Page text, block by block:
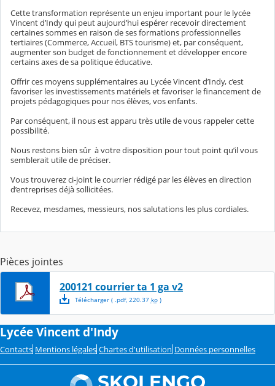
Cette transformation représente un enjeu important pour le lycée
Vincent d’Indy qui peut aujourd’hui espérer recevoir directement
certaines sommes en raison de ses formations professionnelles
tertiaires (Commerce, Accueil, BTS tourisme) et, par conséquent,
augmenter son budget de fonctionnement et développer encore
certains axes de sa politique éducative.
Offrir ces moyens supplémentaires au Lycée Vincent d’Indy, c’est
favoriser les investissements matériels et favoriser le financement de
projets pédagogiques pour nos élèves, vos enfants.
Par conséquent, il nous est apparu très utile de vous rappeler cette
possibilité.
Nous restons bien sûr à votre disposition pour tout point qu’il vous
semblerait utile de préciser.
Vous trouverez ci-joint le courrier rédigé par les élèves en direction
d’entreprises déjà sollicitées.
Recevez, mesdames, messieurs, nos salutations les plus cordiales.
Pièces jointes
200121 courrier ta 1 ga v2
Télécharger( .pdf, 220.37 ko)
Lycée Vincent d'Indy
Contacts Mentions légales Chartes d'utilisation Données personnelles